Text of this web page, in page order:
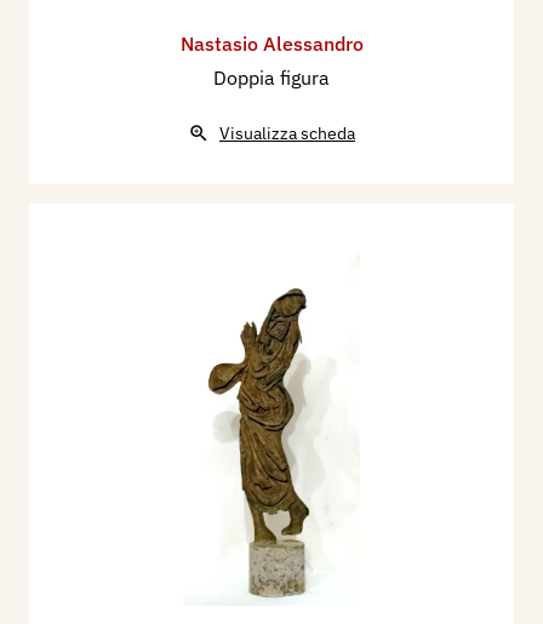
Nastasio Alessandro
Doppia figura
Visualizza scheda